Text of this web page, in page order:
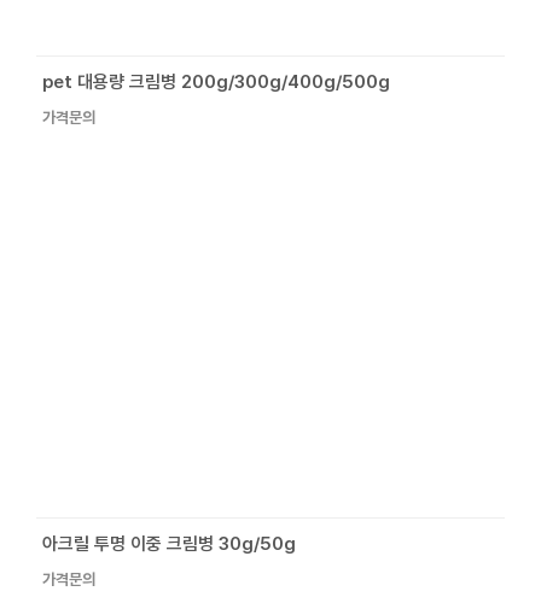
pet 대용량 크림병 200g/300g/400g/500g
가격문의
아크릴 투명 이중 크림병 30g/50g
가격문의